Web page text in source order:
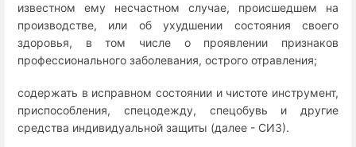
известном ему несчастном случае, происшедшем на
производстве, или об ухудшении состояния своего
здоровья, в том числе о проявлении признаков
профессионального заболевания, острого отравления;
содержать в исправном состоянии и чистоте инструмент,
приспособления, спецодежду, спецобувь и другие
средства индивидуальной защиты (далее - СИЗ).